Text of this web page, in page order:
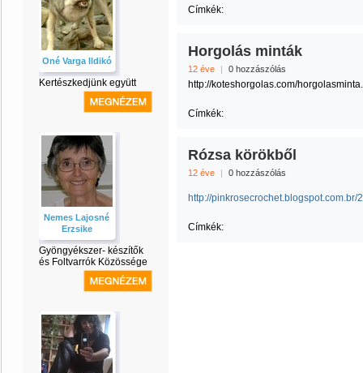
Oné Varga Ildikó
Kertészkedjünk együtt
Nemes Lajosné
Erzsike
Gyöngyékszer- készítők
és Foltvarrók Közössége
Címkék:
Horgolás minták
12 éve | 0 hozzászólás
http://koteshorgolas.com/
Címkék:
Rózsa körökből
12 éve | 0 hozzászólás
http://
Címkék: